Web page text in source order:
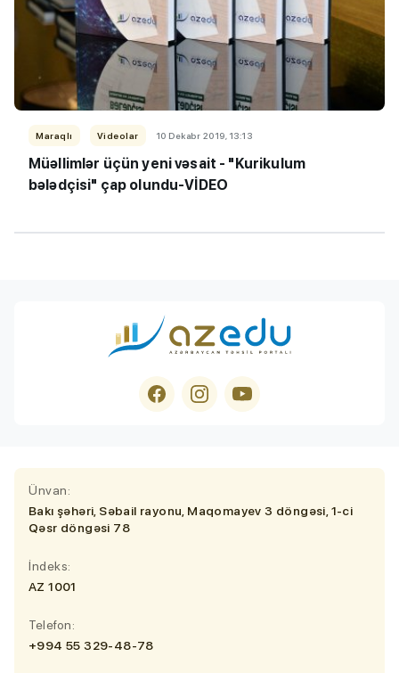
Maraqlı Videolar 10 Dekabr 2019, 13:13
Müəllimlər üçün yeni vəsait - "Kurikulum
bələdçisi" çap olundu-VİDEO
Ünvan:
Bakı şəhəri, Səbail rayonu, Maqomayev 3 döngəsi, 1-ci
Qəsr döngəsi 78
İndeks:
AZ 1001
Telefon:
+994 55 329-48-78